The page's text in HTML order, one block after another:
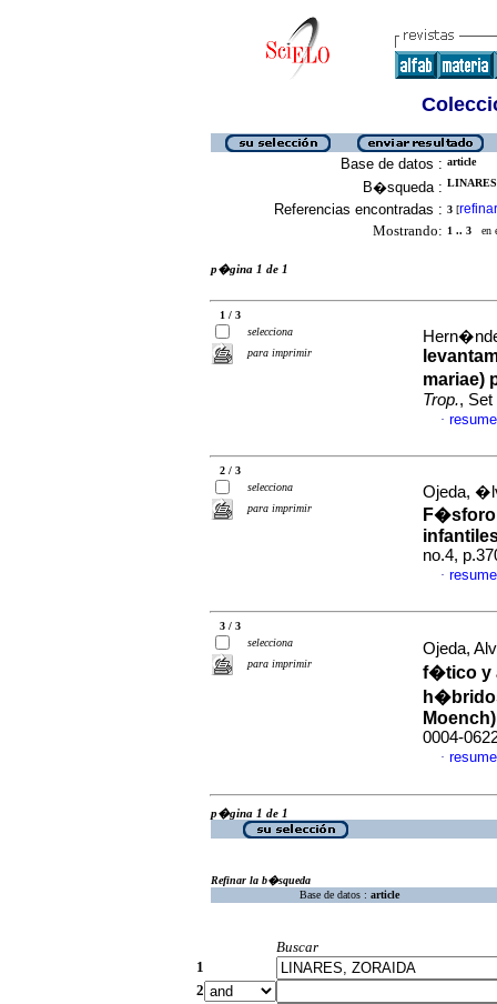
Base de datos : article
B�squeda :
Referencias encontradas : 3 [refinar
Mostrando: 1 .. 3 en
p�gina 1 de 1
1 / 3
selecciona
para imprimir
mariae)
Trop., Set
·
2 / 3
selecciona
para imprimir
Ojeda,
no.4,
·
3 / 3
selecciona
para imprimir
Ojeda,
f�tico y
Moench)
0004-
·
p�gina 1 de 1
Refinar la b�squeda
Base de datos : article
Buscar
1
2